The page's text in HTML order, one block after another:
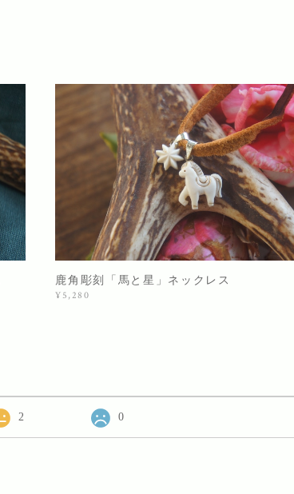
鹿角彫刻「馬と星」ネックレス
¥5,280
2 0